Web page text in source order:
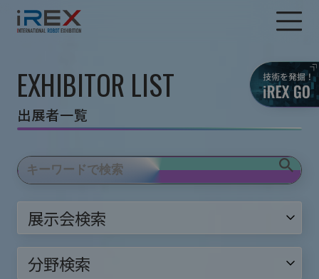
EXHIBITOR LIST
出展者一覧